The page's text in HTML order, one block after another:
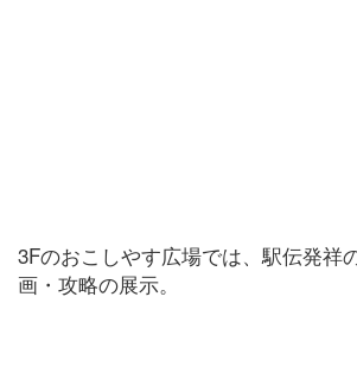
3Fのおこしやす広場では、駅伝発祥
画・攻略の展示。